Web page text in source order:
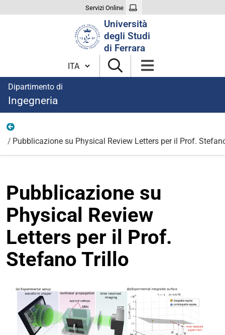
Servizi Online
Università
degli Studi
di Ferrara
Cambia lingua
Dipartimento di
Ingegneria
Pubblicazione su Physical Review Letters per il Prof.
Pubblicazione su
Physical Review
Letters per il Prof.
Stefano Trillo